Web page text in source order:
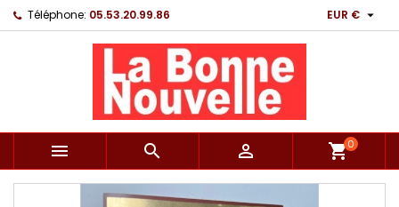
Téléphone: 05.53.20.99.86 EUR € 
   shopping_cart0